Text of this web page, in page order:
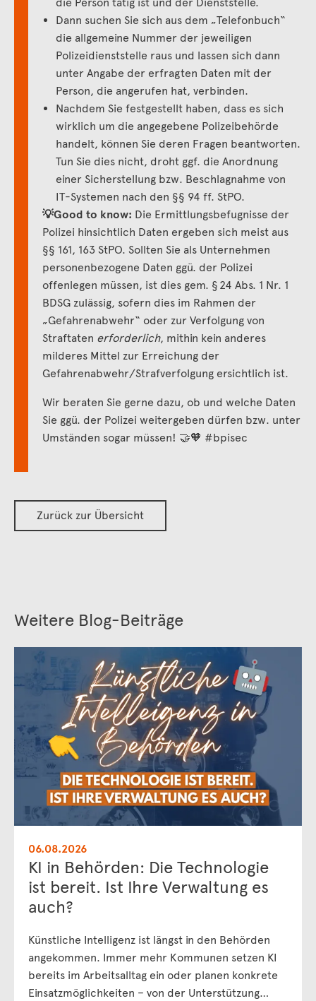
die Person tätig ist und der Dienststelle.
Dann suchen Sie sich aus dem „Telefonbuch“
die allgemeine Nummer der jeweiligen
Polizeidienststelle raus und lassen sich dann
unter Angabe der erfragten Daten mit der
Person, die angerufen hat, verbinden.
Nachdem Sie festgestellt haben, dass es sich
wirklich um die angegebene Polizeibehörde
handelt, können Sie deren Fragen beantworten.
Tun Sie dies nicht, droht ggf. die Anordnung
einer Sicherstellung bzw. Beschlagnahme von
IT-Systemen nach den §§ 94 ff. StPO.
💡Good to know: Die Ermittlungsbefugnisse der
Polizei hinsichtlich Daten ergeben sich meist aus
§§ 161, 163 StPO. Sollten Sie als Unternehmen
personenbezogene Daten ggü. der Polizei
offenlegen müssen, ist dies gem. § 24 Abs. 1 Nr. 1
BDSG zulässig, sofern dies im Rahmen der
„Gefahrenabwehr“ oder zur Verfolgung von
Straftaten erforderlich, mithin kein anderes
milderes Mittel zur Erreichung der
Gefahrenabwehr/Strafverfolgung ersichtlich ist.
Wir beraten Sie gerne dazu, ob und welche Daten
Sie ggü. der Polizei weitergeben dürfen bzw. unter
Umständen sogar müssen! 🤝🧡 #bpisec
Zurück zur Übersicht
Weitere Blog-Beiträge
06.08.2026
KI in Behörden: Die Technologie
ist bereit. Ist Ihre Verwaltung es
auch?
Künstliche Intelligenz ist längst in den Behörden
angekommen. Immer mehr Kommunen setzen KI
bereits im Arbeitsalltag ein oder planen konkrete
Einsatzmöglichkeiten – von der Unterstützung…